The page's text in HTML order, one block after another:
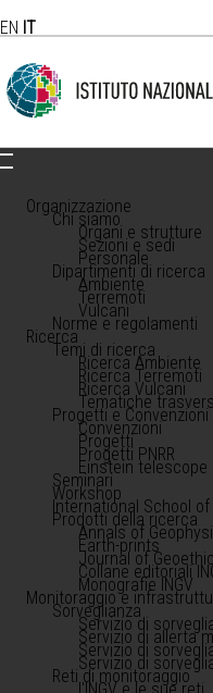
EN IT
Organizzazione
Chi siamo
Organi e strutture
Sezioni e sedi
Personale
Dipartimenti di ricerca
Ambiente
Terremoti
Vulcani
Norme e regolamenti
Ricerca
Temi di ricerca
Ricerca Ambiente
Ricerca Terremoti
Ricerca Vulcani
Tematiche
Progetti e Convenzioni
Convenzioni
Progetti
Progetti PNRR
Einstein telescope
Seminari
Workshop
International School
Prodotti della ricerca
Annals of
Earth-prints
Journal of
Collane editoriali
Monografie INGV
Monitoraggio e
Sorveglianza
Servizio di
Servizio di allerta
Servizio di
Servizio di
Reti di monitoraggio
l'INGV e le sue reti